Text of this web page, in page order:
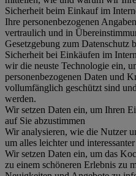
Sicherheit beim Einkauf im
Ihre personenbezogenen
vertraulich und in
Gesetzgebung zum Datenschutz
Sicherheit bei Einkäufen im
wir die neuste Technologie ein,
personenbezogenen Daten und
vollumfänglich geschützt sind
werden.
Wir setzen Daten ein, um Ihren
auf Sie abzustimmen
Wir analysieren, wie die Nutzer
um alles leichter und
Wir setzen Daten ein, um das
zu einem schöneren Erlebnis zu